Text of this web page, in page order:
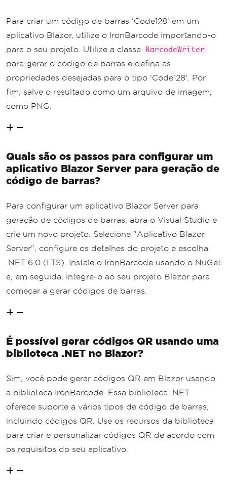
Para criar um código de barras 'Code128' em um
aplicativo Blazor, utilize o IronBarcode importando-o
para o seu projeto. Utilize a classe
BarcodeWriter
para gerar o código de barras e defina as
propriedades desejadas para o tipo 'Code128'. Por
fim, salve o resultado como um arquivo de imagem,
como PNG.
Quais são os passos para configurar um
aplicativo Blazor Server para geração de
código de barras?
Para configurar um aplicativo Blazor Server para
geração de códigos de barras, abra o Visual Studio e
crie um novo projeto. Selecione "Aplicativo Blazor
Server", configure os detalhes do projeto e escolha
.NET 6.0 (LTS). Instale o IronBarcode usando o NuGet
e, em seguida, integre-o ao seu projeto Blazor para
começar a gerar códigos de barras.
É possível gerar códigos QR usando uma
biblioteca .NET no Blazor?
Sim, você pode gerar códigos QR em Blazor usando
a biblioteca IronBarcode. Essa biblioteca .NET
oferece suporte a vários tipos de código de barras,
incluindo códigos QR. Use os recursos da biblioteca
para criar e personalizar códigos QR de acordo com
os requisitos do seu aplicativo.